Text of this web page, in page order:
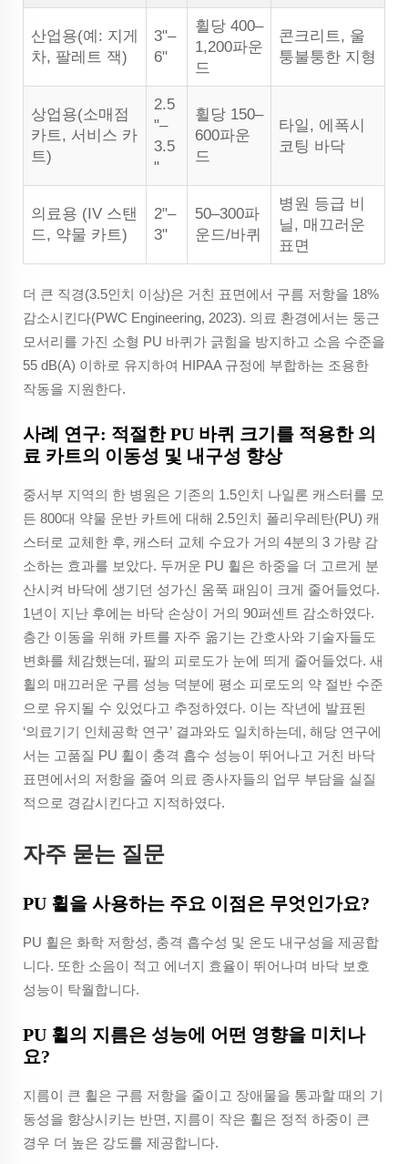
산업용(예: 지게
차, 팔레트 잭)
3"–
6"
휠당 400–
1,200파운
드
콘크리트, 울
퉁불퉁한 지형
상업용(소매점
카트, 서비스 카
트)
2.5
"–
3.5
"
휠당 150–
600파운
드
타일, 에폭시
코팅 바닥
의료용 (IV 스탠
드, 약물 카트)
2"–
3"
50–300파
운드/바퀴
병원 등급 비
닐, 매끄러운
표면
더 큰 직경(3.5인치 이상)은 거친 표면에서 구름 저항을 18%
감소시킨다(PWC Engineering, 2023). 의료 환경에서는 둥근
모서리를 가진 소형 PU 바퀴가 긁힘을 방지하고 소음 수준을
55 dB(A) 이하로 유지하여 HIPAA 규정에 부합하는 조용한
작동을 지원한다.
사례 연구: 적절한 PU 바퀴 크기를 적용한 의
료 카트의 이동성 및 내구성 향상
중서부 지역의 한 병원은 기존의 1.5인치 나일론 캐스터를 모
든 800대 약물 운반 카트에 대해 2.5인치 폴리우레탄(PU) 캐
스터로 교체한 후, 캐스터 교체 수요가 거의 4분의 3 가량 감
소하는 효과를 보았다. 두꺼운 PU 휠은 하중을 더 고르게 분
산시켜 바닥에 생기던 성가신 움푹 패임이 크게 줄어들었다.
1년이 지난 후에는 바닥 손상이 거의 90퍼센트 감소하였다.
층간 이동을 위해 카트를 자주 옮기는 간호사와 기술자들도
변화를 체감했는데, 팔의 피로도가 눈에 띄게 줄어들었다. 새
휠의 매끄러운 구름 성능 덕분에 평소 피로도의 약 절반 수준
으로 유지될 수 있었다고 추정하였다. 이는 작년에 발표된
‘의료기기 인체공학 연구’ 결과와도 일치하는데, 해당 연구에
서는 고품질 PU 휠이 충격 흡수 성능이 뛰어나고 거친 바닥
표면에서의 저항을 줄여 의료 종사자들의 업무 부담을 실질
적으로 경감시킨다고 지적하였다.
자주 묻는 질문
PU 휠을 사용하는 주요 이점은 무엇인가요?
PU 휠은 화학 저항성, 충격 흡수성 및 온도 내구성을 제공합
니다. 또한 소음이 적고 에너지 효율이 뛰어나며 바닥 보호
성능이 탁월합니다.
PU 휠의 지름은 성능에 어떤 영향을 미치나
요?
지름이 큰 휠은 구름 저항을 줄이고 장애물을 통과할 때의 기
동성을 향상시키는 반면, 지름이 작은 휠은 정적 하중이 큰
경우 더 높은 강도를 제공합니다.